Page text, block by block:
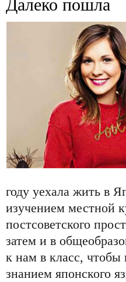
Далеко пошла
году уехала жить в
изучением местной
постсоветского
затем и в
к нам в класс, чтобы
знанием японского